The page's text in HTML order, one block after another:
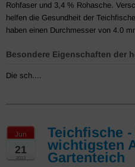
Rohfaser und 3,4 % Rohasche.
helfen die Gesundheit der
haben einen Durchmesser von 4.0
Besondere Eigenschaften der
Die sch....
Jun
21
2013
Teichfische
wichtigsten
Gartenteich